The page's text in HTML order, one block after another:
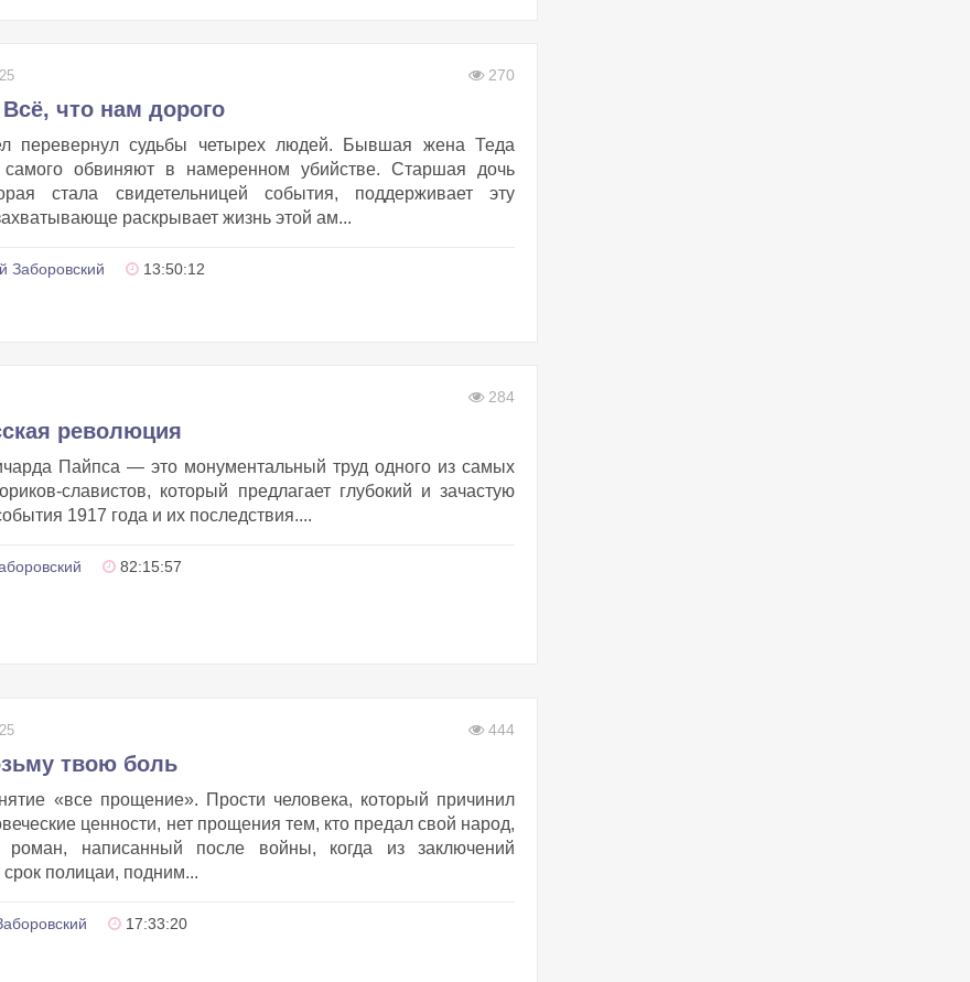
270
что нам дорого
перевернул судьбы четырех людей. Бывшая жена Теда
самого обвиняют в намеренном убийстве. Старшая дочь
стала свидетельницей события, поддерживает эту
раскрывает жизнь этой ам...
Заборовский 13:50:12
284
революция
Пайпса — это монументальный труд одного из самых
славистов, который предлагает глубокий и зачастую
1917 года и их последствия....
82:15:57
444
твою боль
«все прощение». Прости человека, который причинил
ценности, нет прощения тем, кто предал свой народ,
написанный после войны, когда из заключений
полицаи, подним...
17:33:20